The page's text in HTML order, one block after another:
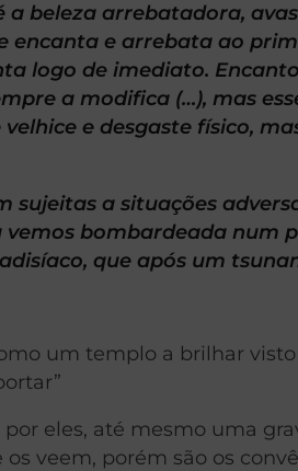
a beleza arrebatadora,
encanta e arrebata ao
logo de imediato. Encanto
a modifica (…), mas
e desgaste físico,
sujeitas a situações
vemos bombardeada num
que após um
um templo a brilhar visto
eles, até mesmo uma
veem, porém são os